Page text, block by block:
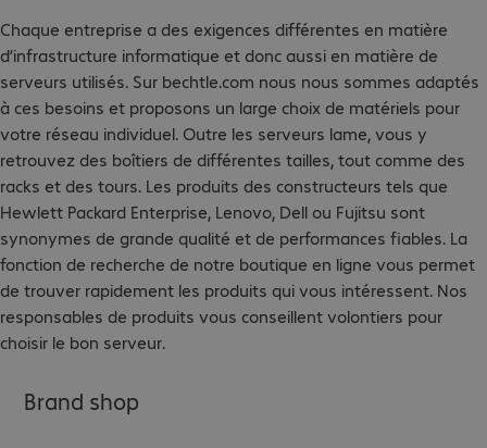
Chaque entreprise a des exigences différentes en matière
d’infrastructure informatique et donc aussi en matière de
serveurs utilisés. Sur bechtle.com nous nous sommes adaptés
à ces besoins et proposons un large choix de matériels pour
votre réseau individuel. Outre les serveurs lame, vous y
retrouvez des boîtiers de différentes tailles, tout comme des
racks et des tours. Les produits des constructeurs tels que
Hewlett Packard Enterprise, Lenovo, Dell ou Fujitsu sont
synonymes de grande qualité et de performances fiables. La
fonction de recherche de notre boutique en ligne vous permet
de trouver rapidement les produits qui vous intéressent. Nos
responsables de produits vous conseillent volontiers pour
choisir le bon serveur.
Brand shop